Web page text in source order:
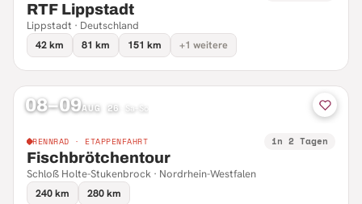
RTF Lippstadt
Lippstadt · Deutschland
42 km
81 km 151 km +1 weitere
08–09AUG 26 Sa–So
RENNRAD · ETAPPENFAHRT in 2 Tagen
Fischbrötchentour
Schloß Holte-Stukenbrock · Nordrhein-Westfalen
240 km
280 km